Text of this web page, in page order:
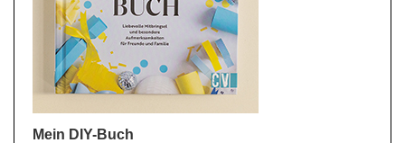
Mein DIY-Buch